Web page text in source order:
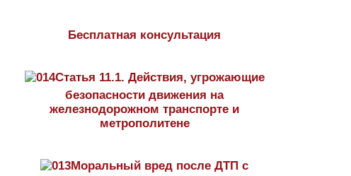
Бесплатная консультация
Статья 11.1. Действия, угрожающие
безопасности движения на
железнодорожном транспорте и
метрополитене
Моральный вред после ДТП с